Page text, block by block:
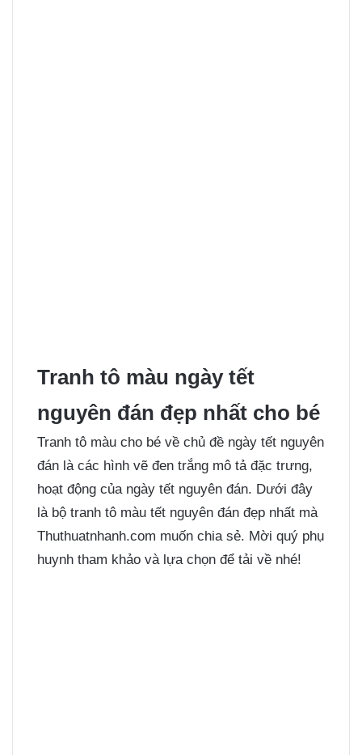
Tranh tô màu ngày tết
nguyên đán đẹp nhất cho bé
Tranh tô màu cho bé về chủ đề ngày tết nguyên
đán là các hình vẽ đen trắng mô tả đặc trưng,
hoạt động của ngày tết nguyên đán. Dưới đây
là bộ tranh tô màu tết nguyên đán đẹp nhất mà
Thuthuatnhanh.com muốn chia sẻ. Mời quý phụ
huynh tham khảo và lựa chọn để tải về nhé!